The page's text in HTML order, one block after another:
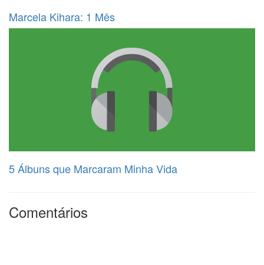
Marcela Kihara: 1 Mês
5 Álbuns que Marcaram Minha Vida
Comentários